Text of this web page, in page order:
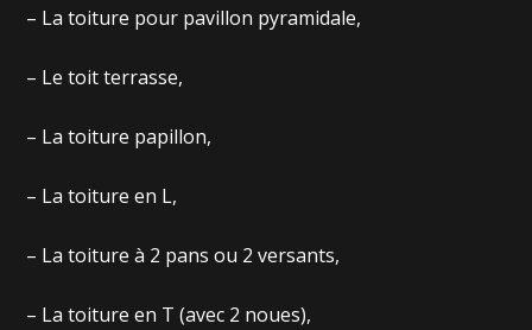
– La toiture pour pavillon pyramidale,
– Le toit terrasse,
– La toiture papillon,
– La toiture en L,
– La toiture à 2 pans ou 2 versants,
– La toiture en T (avec 2 noues),